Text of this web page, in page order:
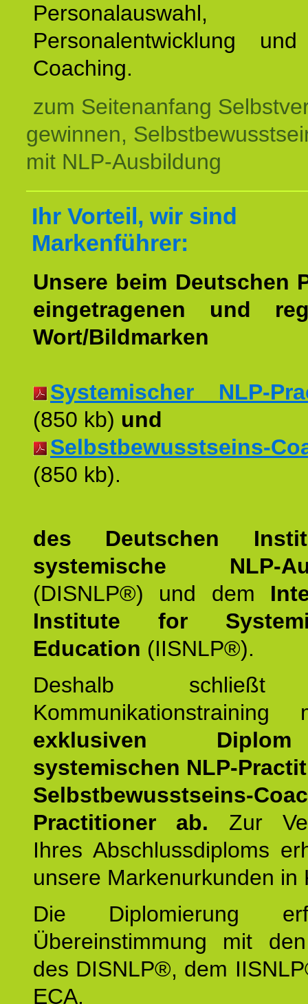
Personalauswahl,
Personalentwicklung
Coaching.
zum Seitenanfang
gewinnen,
mit NLP-Ausbildung
Ihr Vorteil, wir sind
Markenführer:
Unsere beim Deutschen
eingetragenen und
Wort/Bildmarken
Systemischer NLP-
(850 kb) und
Selbstbewusstseins-
(850 kb).
des Deutschen
systemische NLP-
(DISNLP®) und dem
Institute for
Education (IISNLP®).
Deshalb schließt
exklusiven
systemischen NLP-
Selbstbewusstseins-
Practitioner ab. Zur
Ihres Abschlussdiploms
unsere Markenurkunden in
Die Diplomierung
Übereinstimmung mit
des DISNLP®, dem
ECA.